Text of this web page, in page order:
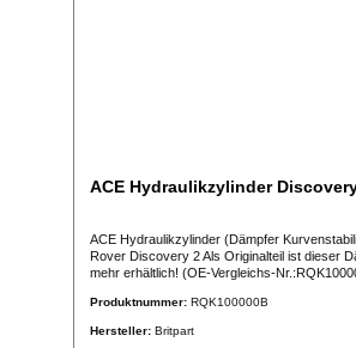
ACE Hydraulikzylinder
ACE Hydraulikzylinder (Dämpfer
Rover Discovery 2 Als Originalteil ist dieser
mehr erhältlich! (OE-Vergleichs-
Produktnummer: RQK100000B
Hersteller: Britpart